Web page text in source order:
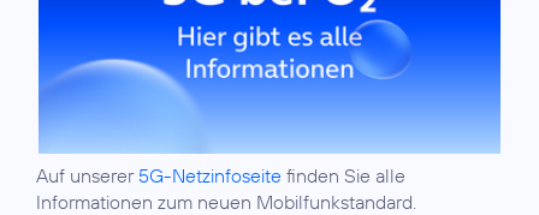
Auf unserer 5G-Netzinfoseite finden Sie alle
Informationen zum neuen Mobilfunkstandard.